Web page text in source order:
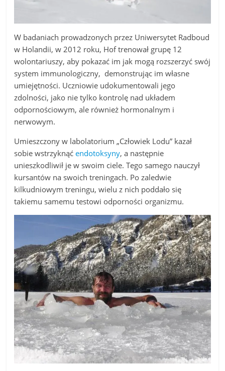
W badaniach prowadzonych przez Uniwersytet Radboud
w Holandii, w 2012 roku, Hof trenował grupę 12
wolontariuszy, aby pokazać im jak mogą rozszerzyć swój
system immunologiczny, demonstrując im własne
umiejętności. Uczniowie udokumentowali jego
zdolności, jako nie tylko kontrolę nad układem
odpornościowym, ale również hormonalnym i
nerwowym.
Umieszczony w labolatorium „Człowiek Lodu” kazał
sobie wstrzyknąćendotoksyny, a następnie
unieszkodliwił je w swoim ciele. Tego samego nauczył
kursantów na swoich treningach. Po zaledwie
kilkudniowym treningu, wielu z nich poddało się
takiemu samemu testowi odporności organizmu.